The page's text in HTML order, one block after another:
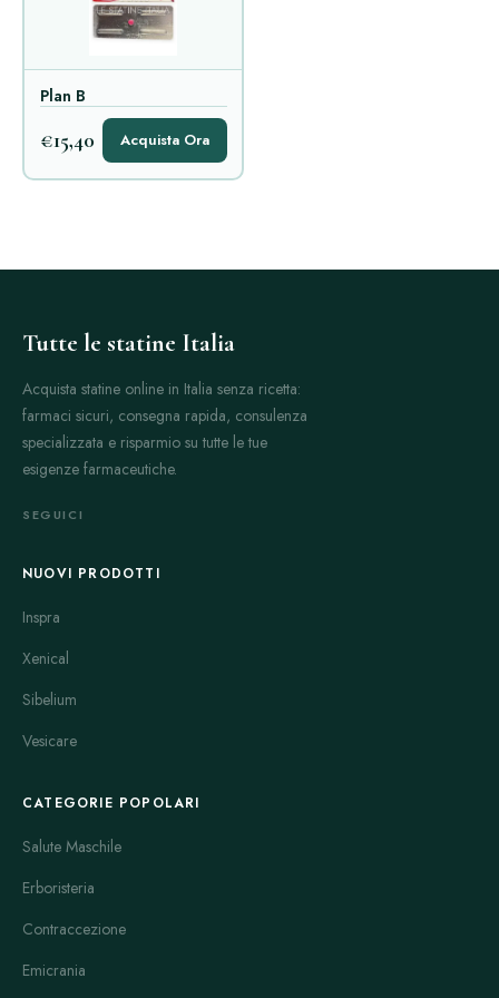
Plan B
€15,40 Acquista Ora
Tutte le statine Italia
Acquista statine online in Italia senza ricetta:
farmaci sicuri, consegna rapida, consulenza
specializzata e risparmio su tutte le tue
esigenze farmaceutiche.
SEGUICI
NUOVI PRODOTTI
Inspra
Xenical
Sibelium
Vesicare
CATEGORIE POPOLARI
Salute Maschile
Erboristeria
Contraccezione
Emicrania